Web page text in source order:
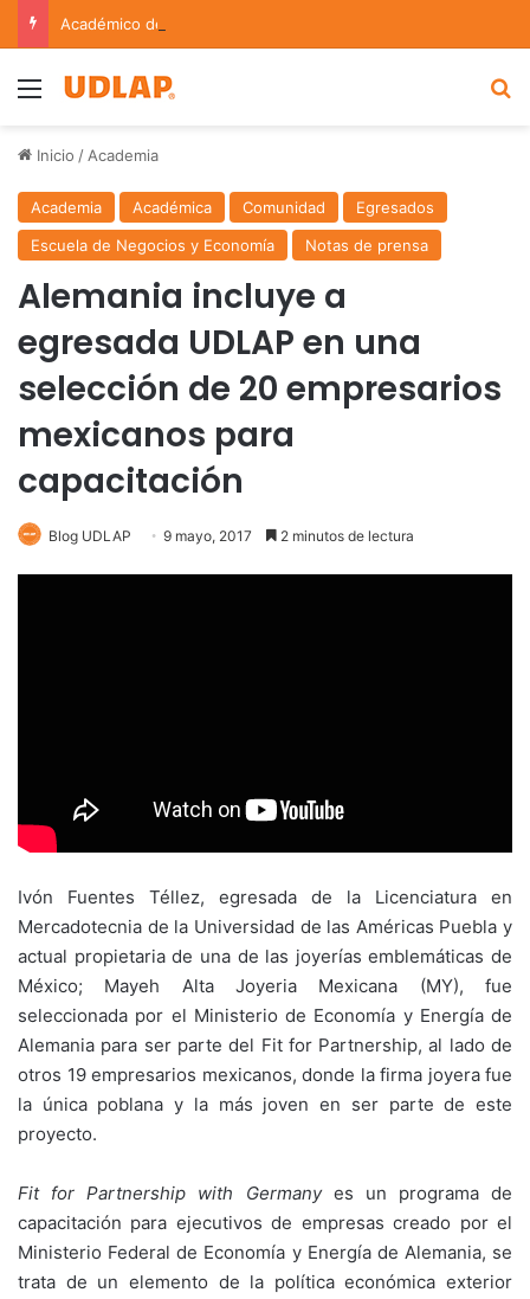
Menu
Inicio / Academia
Academia Académica Comunidad
Egresados
Escuela de Negocios y Economía
Notas de prensa
Alemania incluye a
egresada UDLAP en una
selección de 20 empresarios
mexicanos para
capacitación
Blog UDLAP 9 mayo, 2017 2 minutos de lectura
Ivón Fuentes Téllez, egresada de la Licenciatura en
Mercadotecnia de la Universidad de las Américas Puebla y
actual propietaria de una de las joyerías emblemáticas de
México; Mayeh Alta Joyeria Mexicana (MY), fue
seleccionada por el Ministerio de Economía y Energía de
Alemania para ser parte del Fit for Partnership, al lado de
otros 19 empresarios mexicanos, donde la firma joyera fue
la única poblana y la más joven en ser parte de este
proyecto.
Fit for Partnership with Germanyes un programa de
capacitación para ejecutivos de empresas creado por el
Ministerio Federal de Economía y Energía de Alemania, se
trata de un elemento de la política económica exterior